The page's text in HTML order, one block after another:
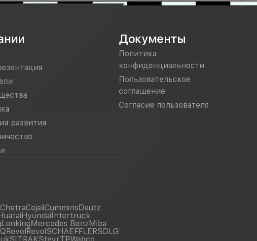
развития
Документы
Политика
конфиденциальности
Пользовательское
соглашение
Согласие пользователя
ChetraCojaliCumminsDeutz
HyundaiIntertruck
LonkingMercedes BenzMiba
RevolRevolSCHAEFFLERSDLG